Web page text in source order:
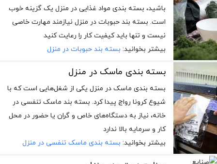
باشید، بسته بندی مواد غذایی در منزل یک گزینه خوب
است. بسته بند حبوبات در منزل نیازمند مهارت خاصی
نیست و تنها باید کیفیت کار را رعایت کنید
بیشتر بخوانید: بسته بند حبوبات در منزل
بسته بندی ماسک در منزل
بسته بندی ماسک در منزل یکی از شغل‌هایی است که با
شیوع کرونا رواج پیدا کرد. بسته بند ماسک تنفسی در
خانه، نیاز به دستگاه‌های خاص و گران یا حضور در محل
کار و سرمایه بالا ندارد
بیشتر بخوانید: بسته بندی ماسک تنفسی در منزل